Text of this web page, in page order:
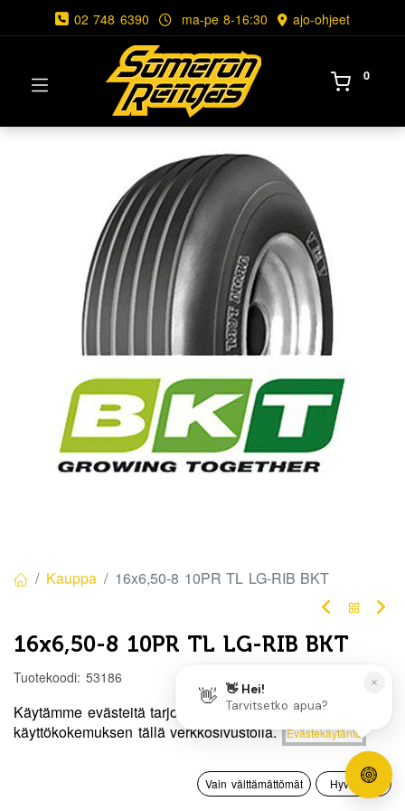
Hinta:
Lisää ostoskoriin
0
Toivelista Tili
02 748 6390 ma-pe 8-16:30 ajo-ohjeet
0
Kauppa 16x6,50-8 10PR TL LG-RIB BKT
16x6,50-8 10PR TL LG-RIB BKT
Tuotekoodi: 53186
85,00€ / kpl
Käytämme evästeitä tarjotaksemme sinulle paremman
käyttökokemuksen tällä verkkosivustolla.
Evästekäytäntö
Vain välttämättömät Hyväksyn